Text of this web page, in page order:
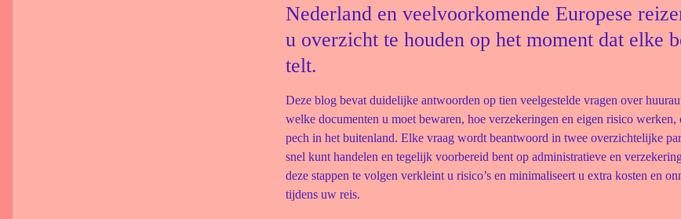
Nederland en veelvoorkomende Europese
u overzicht te houden op het moment dat elke
telt.
Deze blog bevat duidelijke antwoorden op tien veelgestelde vragen over
welke documenten u moet bewaren, hoe verzekeringen en eigen risico werken,
pech in het buitenland. Elke vraag wordt beantwoord in twee overzichtelijke
snel kunt handelen en tegelijk voorbereid bent op administratieve en
deze stappen te volgen verkleint u risico’s en minimaliseert u extra kosten en
tijdens uw reis.